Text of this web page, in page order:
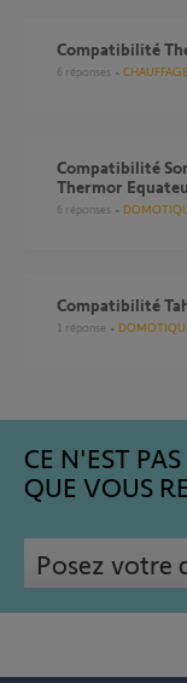
Compatibilité
6 réponses CHAUFFAGE
Compatibilité Somfy Tahoma, Homekit, Freebox Ultra et
Thermor
6 réponses
Compatibilité
1 réponse
CE N'EST PAS
QUE VOUS
Posez votre